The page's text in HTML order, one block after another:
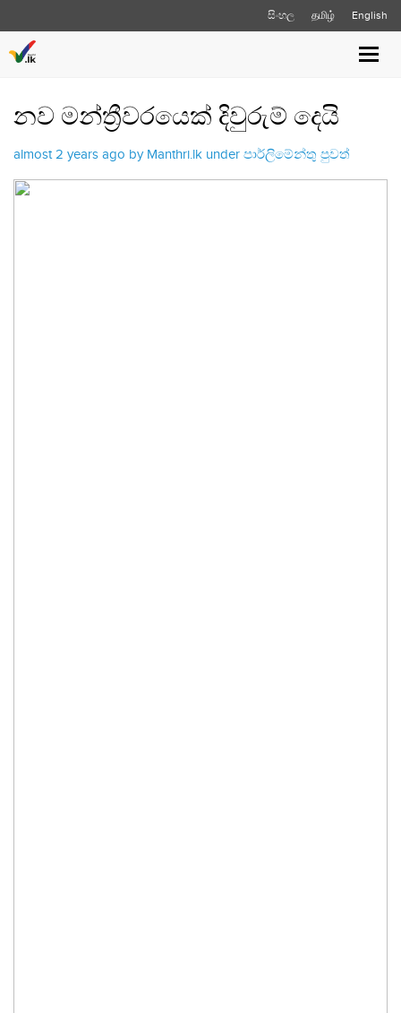
සිංහල தமிழ் English
නව මන්ත්‍රීවරයෙක් දිවුරුම් දෙයි
almost 2 years ago by Manthri.lk under පාර්ලිමේන්තු පුවත්